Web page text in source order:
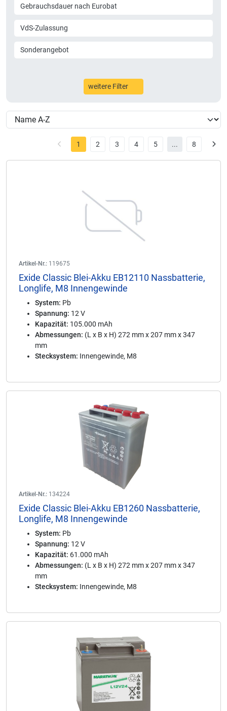
Gebrauchsdauer nach Eurobat
VdS-Zulassung
Sonderangebot
weitere Filter
1 2 3 4 5 ... 8
Artikel-Nr.: 119675
Exide Classic Blei-Akku EB12110 Nassbatterie,
Longlife, M8 Innengewinde
System: Pb
Spannung: 12 V
Kapazität: 105.000 mAh
Abmessungen: (L x B x H) 272 mm x 207 mm x 347
mm
Stecksystem: Innengewinde, M8
Artikel-Nr.: 134224
Exide Classic Blei-Akku EB1260 Nassbatterie,
Longlife, M8 Innengewinde
System: Pb
Spannung: 12 V
Kapazität: 61.000 mAh
Abmessungen: (L x B x H) 272 mm x 207 mm x 347
mm
Stecksystem: Innengewinde, M8